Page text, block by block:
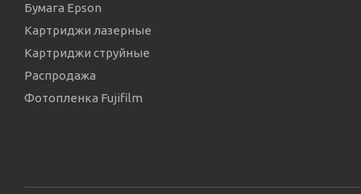
Бумага Epson
Картриджи лазерные
Картриджи струйные
Распродажа
Фотопленка Fujifilm